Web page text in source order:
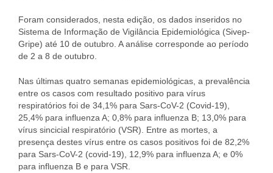
Foram considerados, nesta edição, os dados inseridos no
Sistema de Informação de Vigilância Epidemiológica (Sivep-
Gripe) até 10 de outubro. A análise corresponde ao período
de 2 a 8 de outubro.
Nas últimas quatro semanas epidemiológicas, a prevalência
entre os casos com resultado positivo para vírus
respiratórios foi de 34,1% para Sars-CoV-2 (Covid-19),
25,4% para influenza A; 0,8% para influenza B; 13,0% para
vírus sincicial respiratório (VSR). Entre as mortes, a
presença destes vírus entre os casos positivos foi de 82,2%
para Sars-CoV-2 (covid-19), 12,9% para influenza A; e 0%
para influenza B e para VSR.